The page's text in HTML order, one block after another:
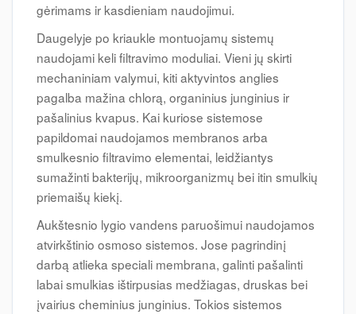
gėrimams ir kasdieniam naudojimui.
Daugelyje po kriaukle montuojamų sistemų
naudojami keli filtravimo moduliai. Vieni jų skirti
mechaniniam valymui, kiti aktyvintos anglies
pagalba mažina chlorą, organinius junginius ir
pašalinius kvapus. Kai kuriose sistemose
papildomai naudojamos membranos arba
smulkesnio filtravimo elementai, leidžiantys
sumažinti bakterijų, mikroorganizmų bei itin smulkių
priemaišų kiekį.
Aukštesnio lygio vandens paruošimui naudojamos
atvirkštinio osmoso sistemos. Jose pagrindinį
darbą atlieka speciali membrana, galinti pašalinti
labai smulkias ištirpusias medžiagas, druskas bei
įvairius cheminius junginius. Tokios sistemos